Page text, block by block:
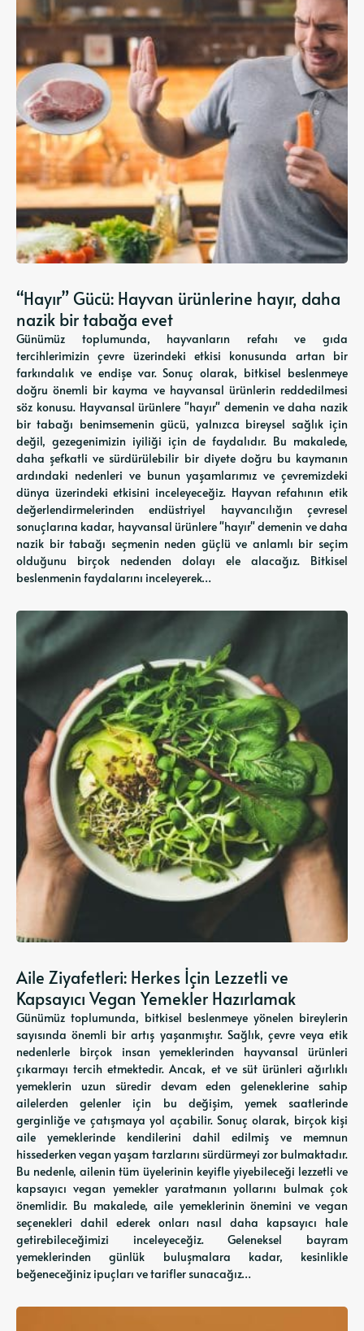
“Hayır” Gücü: Hayvan ürünlerine hayır, daha
nazik bir tabağa evet
Günümüz toplumunda, hayvanların refahı ve gıda
tercihlerimizin çevre üzerindeki etkisi konusunda artan bir
farkındalık ve endişe var. Sonuç olarak, bitkisel beslenmeye
doğru önemli bir kayma ve hayvansal ürünlerin reddedilmesi
söz konusu. Hayvansal ürünlere "hayır" demenin ve daha nazik
bir tabağı benimsemenin gücü, yalnızca bireysel sağlık için
değil, gezegenimizin iyiliği için de faydalıdır. Bu makalede,
daha şefkatli ve sürdürülebilir bir diyete doğru bu kaymanın
ardındaki nedenleri ve bunun yaşamlarımız ve çevremizdeki
dünya üzerindeki etkisini inceleyeceğiz. Hayvan refahının etik
değerlendirmelerinden endüstriyel hayvancılığın çevresel
sonuçlarına kadar, hayvansal ürünlere "hayır" demenin ve daha
nazik bir tabağı seçmenin neden güçlü ve anlamlı bir seçim
olduğunu birçok nedenden dolayı ele alacağız. Bitkisel
beslenmenin faydalarını inceleyerek…
Aile Ziyafetleri: Herkes İçin Lezzetli ve
Kapsayıcı Vegan Yemekler Hazırlamak
Günümüz toplumunda, bitkisel beslenmeye yönelen bireylerin
sayısında önemli bir artış yaşanmıştır. Sağlık, çevre veya etik
nedenlerle birçok insan yemeklerinden hayvansal ürünleri
çıkarmayı tercih etmektedir. Ancak, et ve süt ürünleri ağırlıklı
yemeklerin uzun süredir devam eden geleneklerine sahip
ailelerden gelenler için bu değişim, yemek saatlerinde
gerginliğe ve çatışmaya yol açabilir. Sonuç olarak, birçok kişi
aile yemeklerinde kendilerini dahil edilmiş ve memnun
hissederken vegan yaşam tarzlarını sürdürmeyi zor bulmaktadır.
Bu nedenle, ailenin tüm üyelerinin keyifle yiyebileceği lezzetli ve
kapsayıcı vegan yemekler yaratmanın yollarını bulmak çok
önemlidir. Bu makalede, aile yemeklerinin önemini ve vegan
seçenekleri dahil ederek onları nasıl daha kapsayıcı hale
getirebileceğimizi inceleyeceğiz. Geleneksel bayram
yemeklerinden günlük buluşmalara kadar, kesinlikle
beğeneceğiniz ipuçları ve tarifler sunacağız…